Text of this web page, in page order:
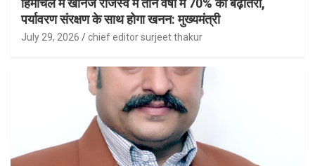
हिमाचल में खनिज राजस्व में तीन वर्षों में 70% की बढ़ोतरी,
पर्यावरण संरक्षण के साथ होगा खनन: मुख्यमंत्री
July 29, 2026 chief editor surjeet thakur